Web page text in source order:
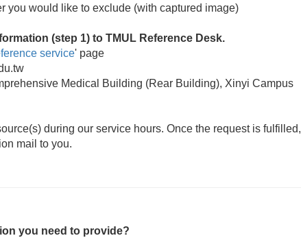
you would like to exclude (with captured image)
(step 1) to TMUL Reference Desk.
service' page
Medical Building (Rear Building), Xinyi Campus
during our service hours. Once the request is fulfilled,
mail to you.
you need to provide?